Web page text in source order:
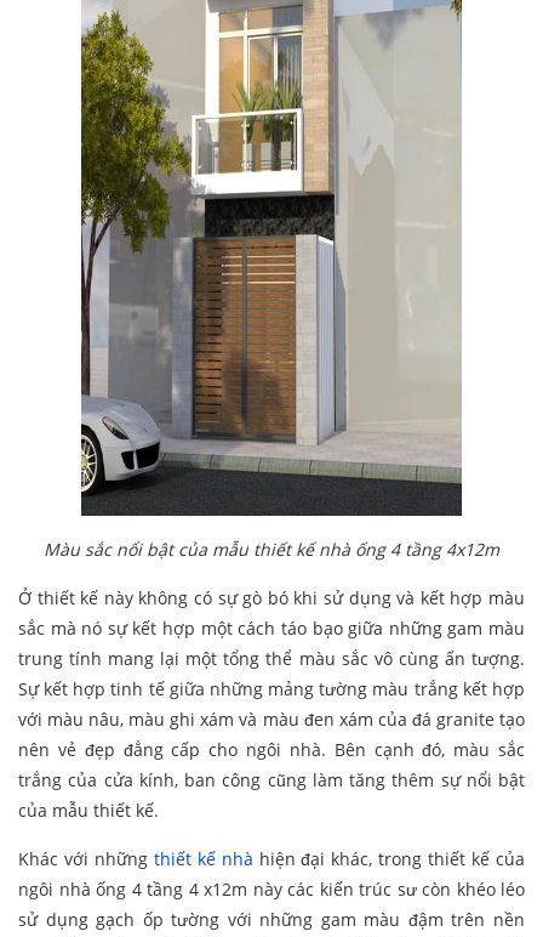
Màu sắc nổi bật của mẫu thiết kế nhà ống 4 tầng 4x12m
Ở thiết kế này không có sự gò bó khi sử dụng và kết hợp màu
sắc mà nó sự kết hợp một cách táo bạo giữa những gam màu
trung tính mang lại một tổng thể màu sắc vô cùng ấn tượng.
Sự kết hợp tinh tế giữa những mảng tường màu trắng kết hợp
với màu nâu, màu ghi xám và màu đen xám của đá granite tạo
nên vẻ đẹp đẳng cấp cho ngôi nhà. Bên cạnh đó, màu sắc
trắng của cửa kính, ban công cũng làm tăng thêm sự nổi bật
của mẫu thiết kế.
Khác với những thiết kế nhà hiện đại khác, trong thiết kế của
ngôi nhà ống 4 tầng 4 x12m này các kiến trúc sư còn khéo léo
sử dụng gạch ốp tường với những gam màu đậm trên nền